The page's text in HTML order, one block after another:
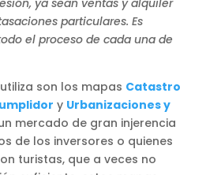
ya sean ventas y alquiler
particulares. Es
el proceso de cada una de
son los mapas Catastro
y Urbanizaciones y
un mercado de gran injerencia
de los inversores o quienes
turistas, que a veces no